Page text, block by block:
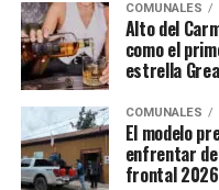
COMUNALES
Alto del
como el
estrella
COMUNALES
El modelo
enfrentar
frontal 2026